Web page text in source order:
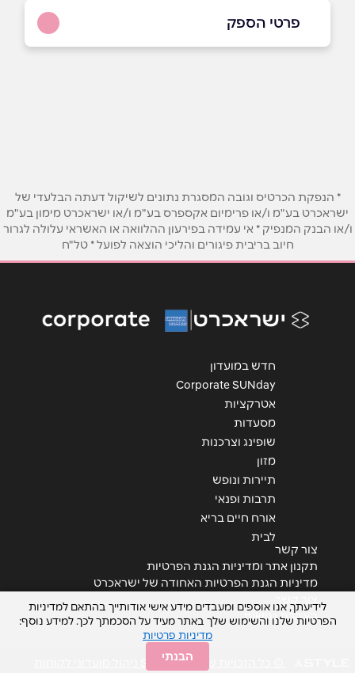
פרטי הספק
אימייל *
* הנפקת הכרטיס וגובה המסגרת נתונים לשיקול דעתה הבלעדי של
ישראכרט בע"מ ו/או פרימיום אקספרס בע"מ ו/או ישראכרט מימון בע"מ
ו/או הבנק המנפיק * אי עמידה בפירעון ההלוואה או האשראי עלולה לגרור
חיוב בריבית פיגורים והליכי הוצאה לפועל * טל"ח
חדש במועדון
Corporate SUNday
אטרקציות
מסעדות
שופינג וצרכנות
מזון
תיירות ונופש
תרבות ופנאי
אורח חיים בריא
לבית
צור קשר
תקנון אתר ומדיניות הגנת הפרטיות
מדיניות הגנת הפרטיות האחודה של ישראכרט
הצהרת נגישות
© כל הזכויות שמורות STYLE ניהול מועדוני לקוחות
לידיעתך, אנו אוספים ומעבדים מידע אישי אודותייך בהתאם למדיניות
הפרטיות שלנו והשימוש שלך באתר מעיד על הסכמתך לכך. למידע נוסף:
מדיניות פרטיות
הבנתי